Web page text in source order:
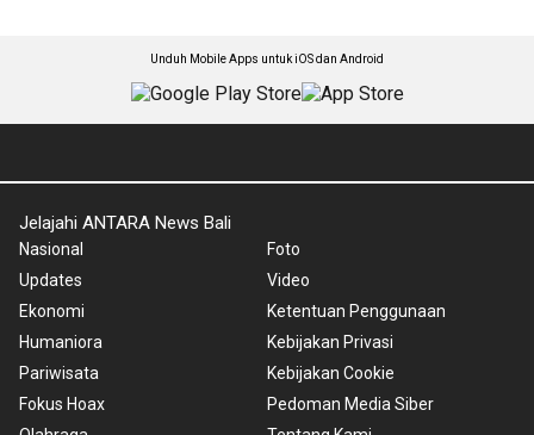
Unduh Mobile Apps untuk iOS dan Android
Jelajahi ANTARA News Bali
Nasional
Updates
Ekonomi
Humaniora
Pariwisata
Fokus Hoax
Foto
Video
Ketentuan Penggunaan
Kebijakan Privasi
Kebijakan Cookie
Pedoman Media Siber